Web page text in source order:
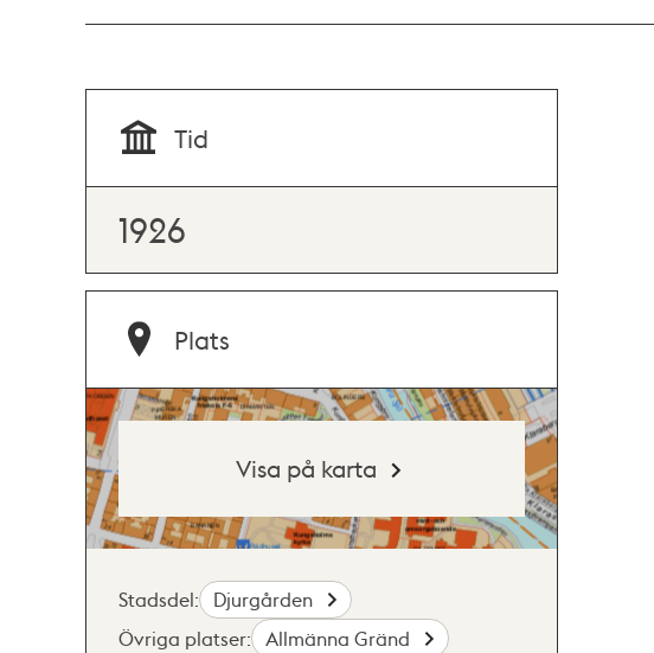
Tid
1926
Plats
Visa på karta
Stadsdel:
Djurgården
Övriga platser:
Allmänna Gränd